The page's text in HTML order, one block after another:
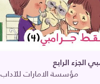
الجزء الرابع
مؤسسة الامارات للآداب